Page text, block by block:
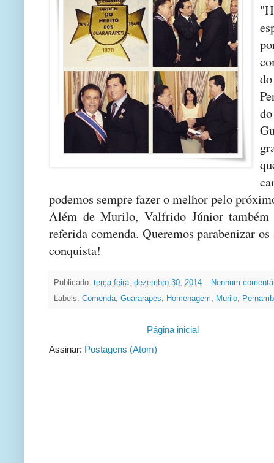
podemos sempre fazer o melhor pelo
Além de Murilo, Valfrido Júnior
referida comenda. Queremos parabenizar
conquista!
Publicado: terça-feira, dezembro 30, 2014
Nenhum
Labels: Comenda, Guararapes, Homenagem, Murilo,
Página inicial
Assinar: Postagens (Atom)